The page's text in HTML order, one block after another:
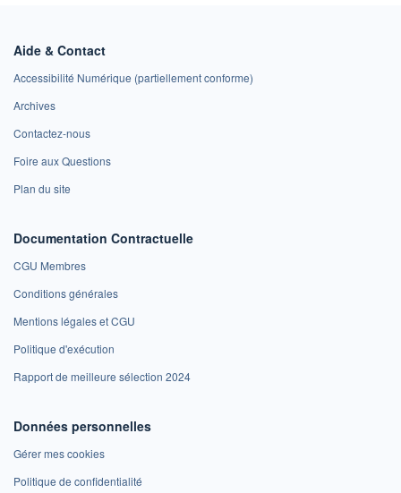
Aide & Contact
Accessibilité Numérique (partiellement conforme)
Archives
Contactez-nous
Foire aux Questions
Plan du site
Documentation Contractuelle
CGU Membres
Conditions générales
Mentions légales et CGU
Politique d'exécution
Rapport de meilleure sélection 2024
Données personnelles
Gérer mes cookies
Politique de confidentialité